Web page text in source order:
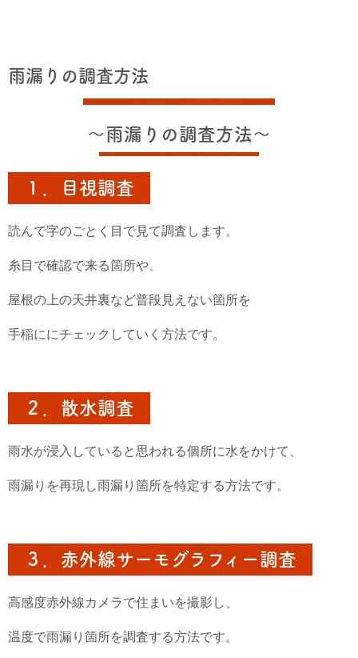
雨漏りの調査方法
～雨漏りの調査方法～
１．目視調査
読んで字のごとく目で見て調査します。
糸目で確認で来る箇所や、
屋根の上の天井裏など普段見えない箇所を
手稲ににチェックしていく方法です。
２．散水調査
雨水が浸入していると思われる個所に水をかけて、
雨漏りを再現し雨漏り箇所を特定する方法です。
３．赤外線サーモグラフィー調査
高感度赤外線カメラで住まいを撮影し、
温度で雨漏り箇所を調査する方法です。